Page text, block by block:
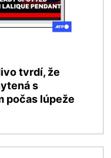
tvrdí, že
s
počas lúpeže